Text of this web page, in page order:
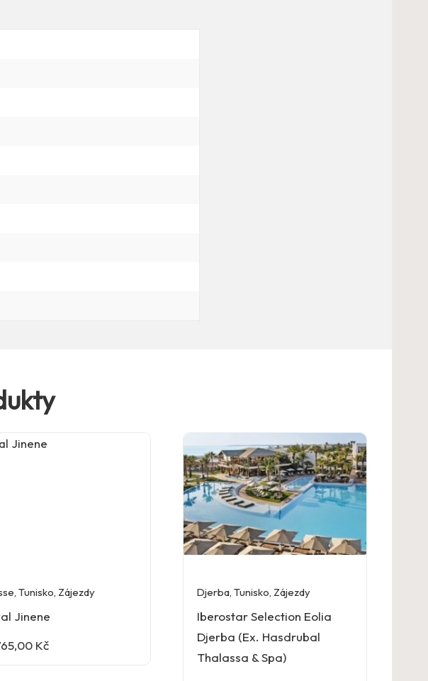
,Tunisko, Zájezdy
Jinene
Kč
Djerba, Tunisko, Zájezdy
Iberostar Selection Eolia
Djerba (Ex. Hasdrubal
Thalassa & Spa)